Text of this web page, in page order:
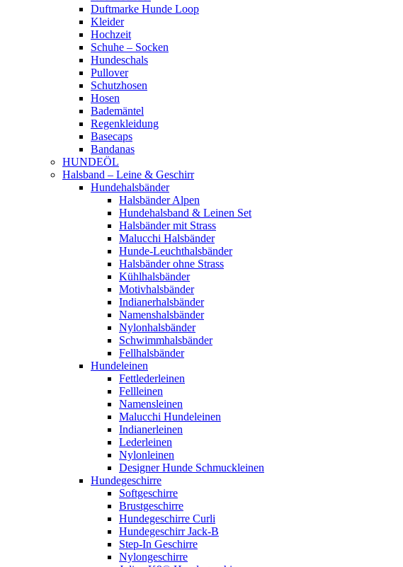
Duftmarke Hunde Loop
Kleider
Hochzeit
Schuhe – Socken
Hundeschals
Pullover
Schutzhosen
Hosen
Bademäntel
Regenkleidung
Basecaps
Bandanas
HUNDEÖL
Halsband – Leine & Geschirr
Hundehalsbänder
Halsbänder Alpen
Hundehalsband & Leinen Set
Halsbänder mit Strass
Malucchi Halsbänder
Hunde-Leuchthalsbänder
Halsbänder ohne Strass
Kühlhalsbänder
Motivhalsbänder
Indianerhalsbänder
Namenshalsbänder
Nylonhalsbänder
Schwimmhalsbänder
Fellhalsbänder
Hundeleinen
Fettlederleinen
Fellleinen
Namensleinen
Malucchi Hundeleinen
Indianerleinen
Lederleinen
Nylonleinen
Designer Hunde Schmuckleinen
Hundegeschirre
Softgeschirre
Brustgeschirre
Hundegeschirre Curli
Hundegeschirr Jack-B
Step-In Geschirre
Nylongeschirre